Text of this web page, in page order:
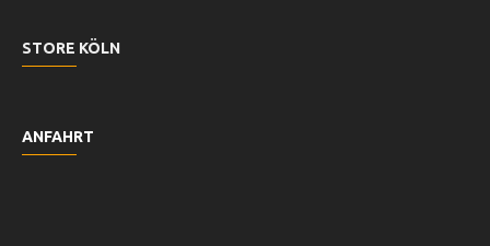
STORE KÖLN
ANFAHRT